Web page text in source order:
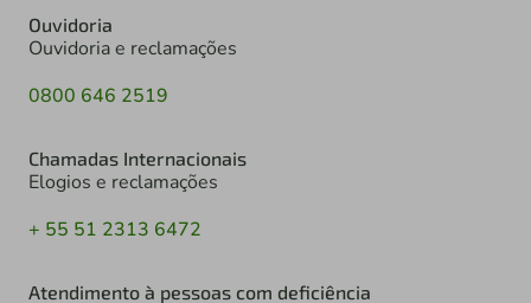
Ouvidoria
Ouvidoria e reclamações
0800 646 2519
Chamadas Internacionais
Elogios e reclamações
+ 55 51 2313 6472
Atendimento à pessoas com deficiência